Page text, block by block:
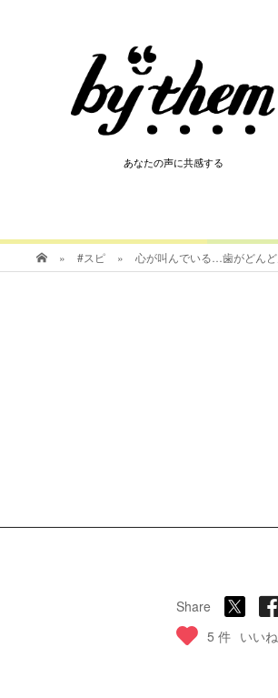
あなたの声に共感する
あなたの声に共感する
» #スピ » 心が叫んでいる…歯がどん
Share
5 件 いいね